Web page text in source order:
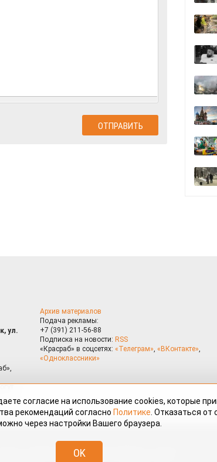
ул.
Архив материалов
Подача рекламы:
+7 (391) 211-56-88
Подписка на новости: RSS
«Красраб» в соцсетях: «Телеграм», «ВКонтакте»,
«Одноклассники»
«Красраб.ру» сотрудниками редакции, нештатными
Полное или частичное использование материалов,
согласие на использование cookies, которые
рекомендаций согласно Политике . Отказаться от
через настройки Вашего браузера.
OK